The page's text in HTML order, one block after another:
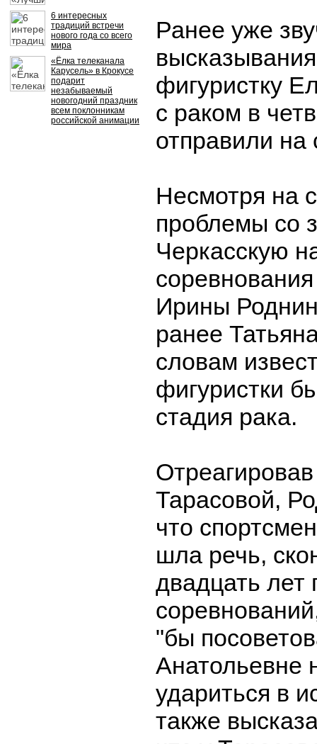
6 интересных
традиций встречи
нового года со всего
мира
«Ёлка телеканала
Карусель» в Крокусе
подарит
незабываемый
новогодний праздник
всем поклонникам
российской анимации
Ранее уже
фигуристку
с раком в
отправили на
Несмотря на
проблемы со
Черкасскую
Ирины
ранее
словам
фигуристки
стадия рака.
Тарасовой,
что
шла речь,
двадцать лет
"бы
Анатольевне
удариться в
также